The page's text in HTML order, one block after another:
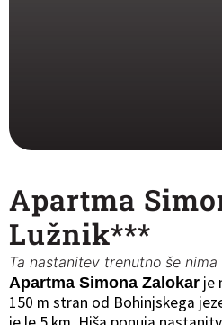
Apartma
Lužnik***
Ta nastanitev trenutno še nima
Apartma Simona Zalokar je
150 m stran od Bohinjskega